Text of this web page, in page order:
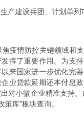
产建设兵团、计划单
情防控关键领域和支
挥了重要作用。为支
来国家进一步优化完
业贷款延期还本付息
对小微企业精准支持
库”板块查询。